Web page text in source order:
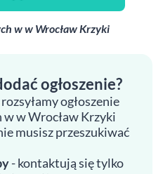
w w Wrocław Krzyki
ogłoszenie?
rozsyłamy ogłoszenie
w Wrocław Krzyki
musisz przeszukiwać
- kontaktują się tylko